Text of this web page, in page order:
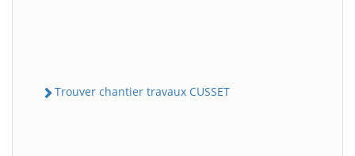
Trouver chantier travaux CUSSET